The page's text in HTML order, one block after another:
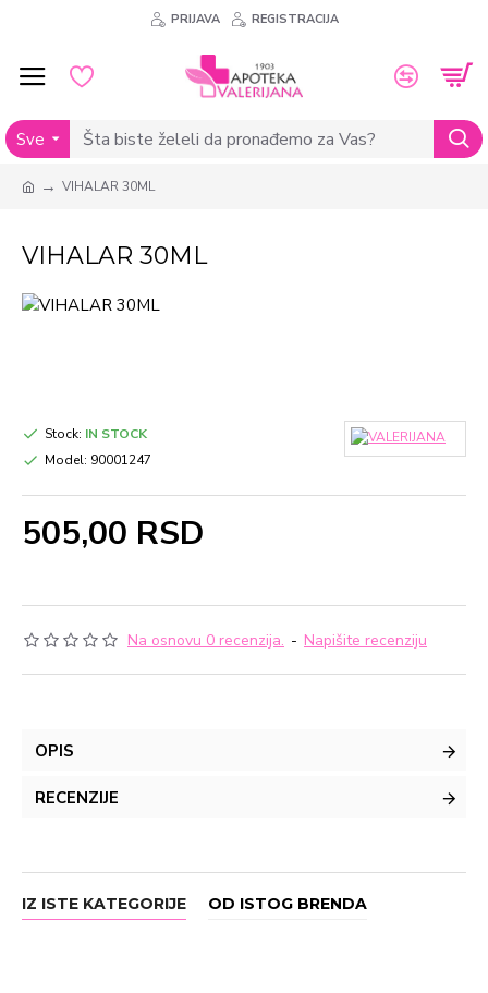
PRIJAVA REGISTRACIJA
Sve
VIHALAR 30ML
VIHALAR 30ML
Na osnovu 0 recenzija. - Napišite recenziju
505,00 RSD
Stock: IN STOCK
Model: 90001247
OPIS
RECENZIJE
IZ ISTE KATEGORIJE OD ISTOG BRENDA